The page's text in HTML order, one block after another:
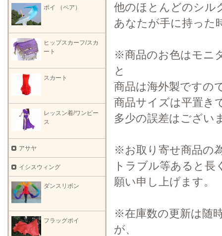
他のほとんどのシル
あなたが手に持った
※商品のお色はモニ
と
商品は海外製ですの
商品サイズは平置き
多少の誤差はござい
※お取り寄せ商品の
トラブル等あると
願い申し上げます。
※在庫数の更新は随
が、
ポイ （ペア）
ヒップスカーフ/スカ
ート
スカート
レッスン着/ワンピー
ス
アサヤ
イシスウィング
ダンスリボン
フラッグポイ